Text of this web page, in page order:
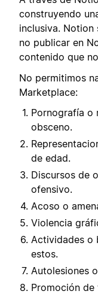
construyendo
inclusiva.
no publicar en
contenido que
No permitimos
Marketplace:
Pornografía o
obsceno.
de edad.
Discursos de
ofensivo.
Acoso o
Violencia
Actividades o
estos.
Autolesiones
Promoción